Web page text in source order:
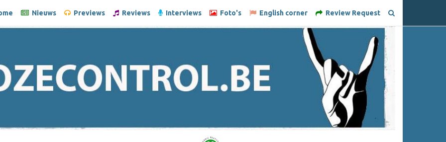
Nieuws Previews Reviews Interviews Foto's English corner Review Request